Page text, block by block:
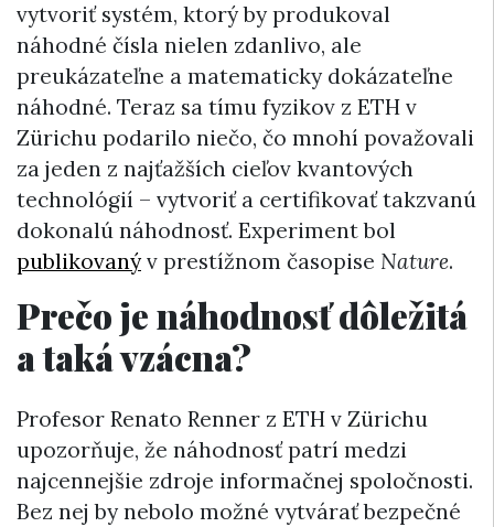
vytvoriť systém, ktorý by produkoval
náhodné čísla nielen zdanlivo, ale
preukázateľne a matematicky dokázateľne
náhodné. Teraz sa tímu fyzikov z ETH v
Zürichu podarilo niečo, čo mnohí považovali
za jeden z najťažších cieľov kvantových
technológií – vytvoriť a certifikovať takzvanú
dokonalú náhodnosť. Experiment bol
publikovanýv prestížnom časopise Nature.
Prečo je náhodnosť dôležitá
a taká vzácna?
Profesor Renato Renner z ETH v Zürichu
upozorňuje, že náhodnosť patrí medzi
najcennejšie zdroje informačnej spoločnosti.
Bez nej by nebolo možné vytvárať bezpečné